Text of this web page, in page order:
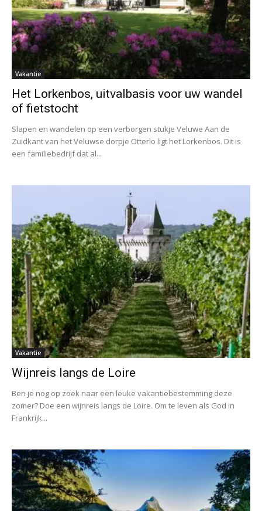
Vakantie
Het Lorkenbos, uitvalbasis voor uw wandel
of fietstocht
Slapen en wandelen op een verborgen stukje Veluwe Aan de
Zuidkant van het Veluwse dorpje Otterlo ligt het Lorkenbos. Dit is
een familiebedrijf dat al...
Vakantie
Wijnreis langs de Loire
Ben je nog op zoek naar een leuke vakantiebestemming deze
zomer? Doe een wijnreis langs de Loire. Om te leven als God in
Frankrijk...